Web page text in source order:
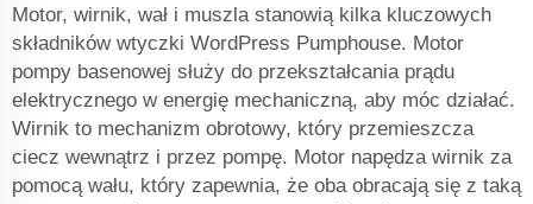
Motor, wirnik, wał i muszla stanowią kilka kluczowych
składników wtyczki WordPress Pumphouse. Motor
pompy basenowej służy do przekształcania prądu
elektrycznego w energię mechaniczną, aby móc działać.
Wirnik to mechanizm obrotowy, który przemieszcza
ciecz wewnątrz i przez pompę. Motor napędza wirnik za
pomocą wału, który zapewnia, że oba obracają się z taką